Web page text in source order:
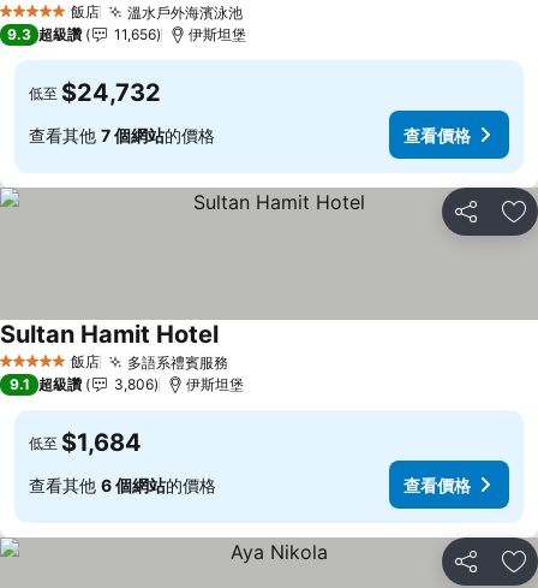
5 星級 飯店 溫水戶外海濱泳池
9.3 超級讚 11,656 伊斯坦堡
低至 $24,732
查看其他 7 個網站的價格 查看價格
分享 加
5 星級 飯店 多語系禮賓服務
Sultan Hamit Hotel
9.1 超級讚 3,806 伊斯坦堡
低至 $1,684
查看其他 6 個網站的價格 查看價格
分享 加